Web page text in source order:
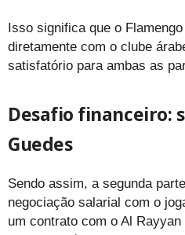
Isso significa que o
diretamente com o clube
satisfatório para ambas as
Desafio financeiro:
Guedes
Sendo assim, a segunda
negociação salarial com o
um contrato com o Al